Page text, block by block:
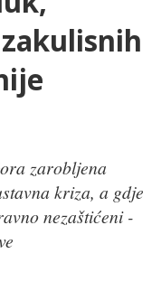
zarobljena
kriza, a gdje
nezaštićeni -